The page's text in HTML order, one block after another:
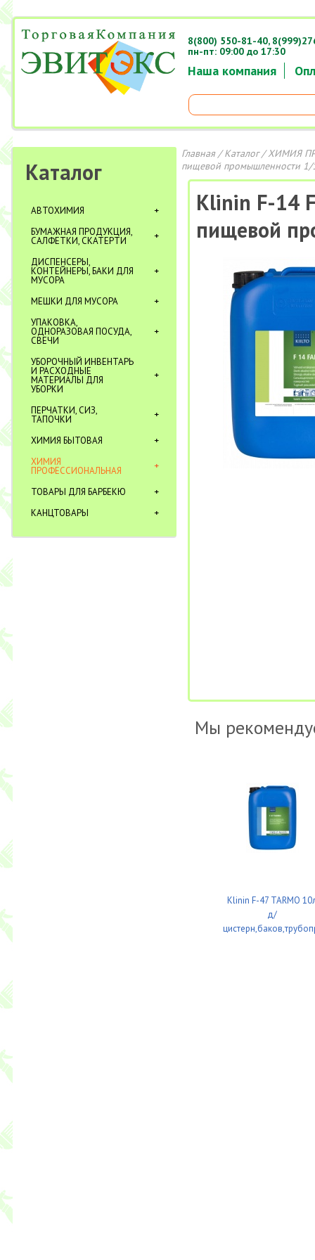
Наша компания
8(800) 550-81-40,
пн-пт: 09:00 до 17:30
Каталог
АВТОХИМИЯ
БУМАЖНАЯ ПРОДУКЦИЯ,
САЛФЕТКИ, СКАТЕРТИ
ДИСПЕНСЕРЫ,
КОНТЕЙНЕРЫ, БАКИ ДЛЯ
МУСОРА
МЕШКИ ДЛЯ МУСОРА
УПАКОВКА,
ОДНОРАЗОВАЯ ПОСУДА,
СВЕЧИ
УБОРОЧНЫЙ ИНВЕНТАРЬ
И РАСХОДНЫЕ
МАТЕРИАЛЫ ДЛЯ
УБОРКИ
ПЕРЧАТКИ, СИЗ,
ТАПОЧКИ
ХИМИЯ БЫТОВАЯ
ХИМИЯ
ПРОФЕССИОНАЛЬНАЯ
ТОВАРЫ ДЛЯ БАРБЕКЮ
КАНЦТОВАРЫ
Главная/Каталог/ХИМИЯ
пищевой промышленности 1/
Klinin F-14
пищевой
Мы
Klinin F-47 TARMO
д/